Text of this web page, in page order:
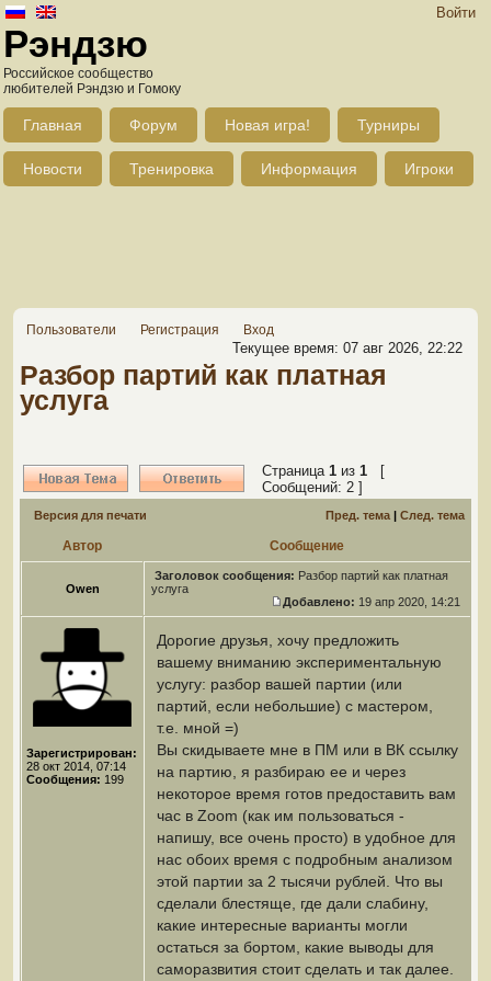
Войти
Рэндзю
Российское сообщество
любителей Рэндзю и Гомоку
Главная Форум Новая игра! Турниры
Новости Тренировка Информация Игроки
Пользователи Регистрация Вход
Текущее время: 07 авг 2026, 22:22
Разбор партий как платная
услуга
Страница 1 из 1 [
Сообщений: 2 ]
Версия для печати Пред. тема | След. тема
Автор Сообщение
Owen
Заголовок сообщения: Разбор партий как платная
услуга
Добавлено: 19 апр 2020, 14:21
Зарегистрирован:
28 окт 2014, 07:14
Сообщения: 199
Дорогие друзья, хочу предложить
вашему вниманию экспериментальную
услугу: разбор вашей партии (или
партий, если небольшие) с мастером,
т.е. мной =)
Вы скидываете мне в ПМ или в ВК ссылку
на партию, я разбираю ее и через
некоторое время готов предоставить вам
час в Zoom (как им пользоваться -
напишу, все очень просто) в удобное для
нас обоих время с подробным анализом
этой партии за 2 тысячи рублей. Что вы
сделали блестяще, где дали слабину,
какие интересные варианты могли
остаться за бортом, какие выводы для
саморазвития стоит сделать и так далее.